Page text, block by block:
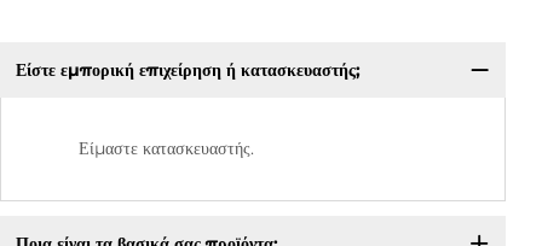
Είστε εμπορική επιχείρηση ή κατασκευαστής;
Είμαστε κατασκευαστής.